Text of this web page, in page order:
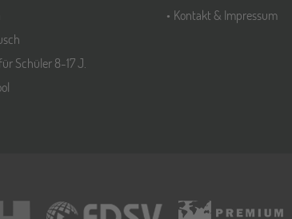
Schüler 8-17 J.
Kontakt & Impressum